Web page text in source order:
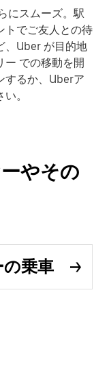
にスムーズ。駅
トでご友人との待
、Uber が目的地
ー での移動を開
するか、Uberア
。
やその
乗車